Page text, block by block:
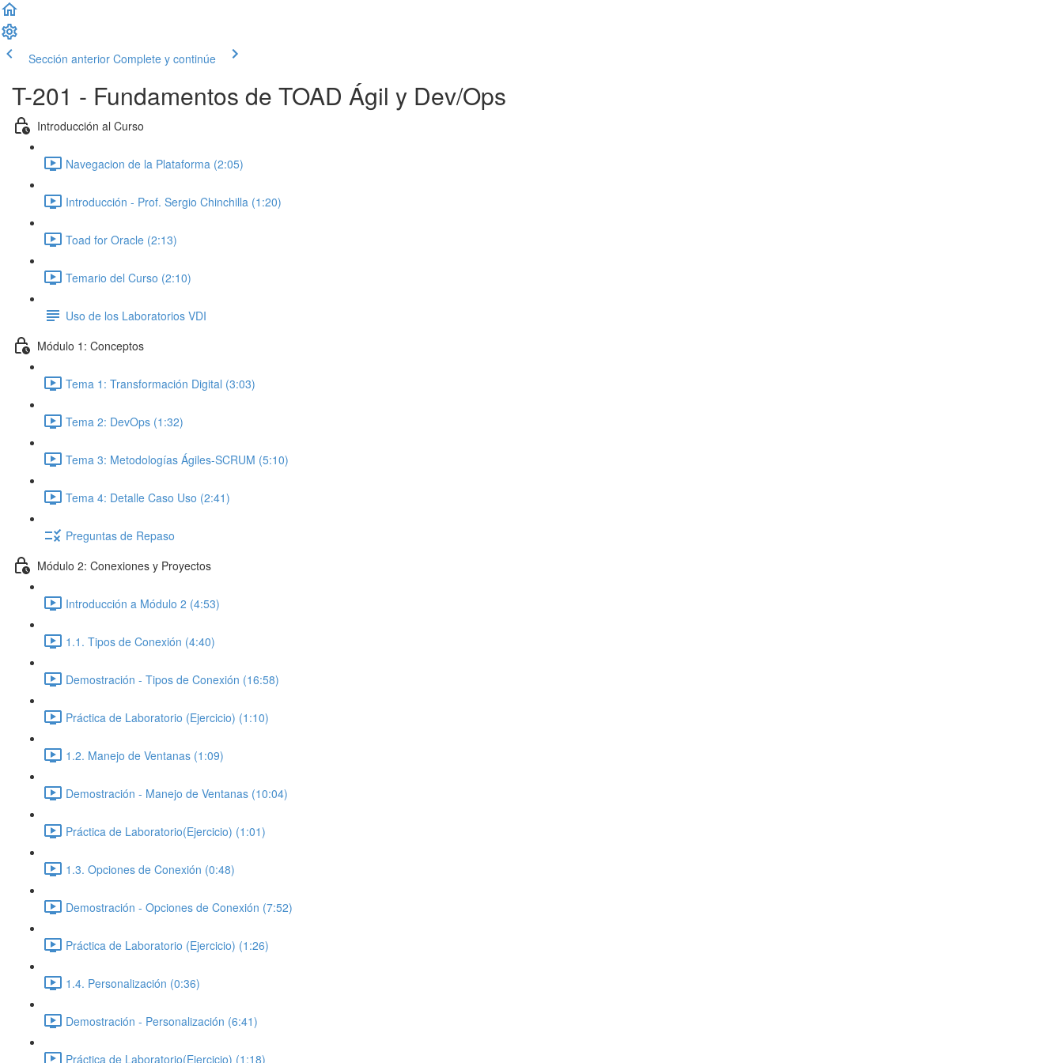
Sección anterior Complete y continúe
T-201 - Fundamentos de TOAD Ágil y Dev/Ops
Introducción al Curso
Navegacion de la Plataforma (2:05)
Introducción - Prof. Sergio Chinchilla (1:20)
Toad for Oracle (2:13)
Temario del Curso (2:10)
Uso de los Laboratorios VDI
Módulo 1: Conceptos
Tema 1: Transformación Digital (3:03)
Tema 2: DevOps (1:32)
Tema 3: Metodologías Ágiles-SCRUM (5:10)
Tema 4: Detalle Caso Uso (2:41)
Preguntas de Repaso
Módulo 2: Conexiones y Proyectos
Introducción a Módulo 2 (4:53)
1.1. Tipos de Conexión (4:40)
Demostración - Tipos de Conexión (16:58)
Práctica de Laboratorio (Ejercicio) (1:10)
1.2. Manejo de Ventanas (1:09)
Demostración - Manejo de Ventanas (10:04)
Práctica de Laboratorio(Ejercicio) (1:01)
1.3. Opciones de Conexión (0:48)
Demostración - Opciones de Conexión (7:52)
Práctica de Laboratorio (Ejercicio) (1:26)
1.4. Personalización (0:36)
Demostración - Personalización (6:41)
Práctica de Laboratorio(Ejercicio) (1:18)